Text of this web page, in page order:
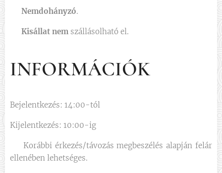
Nemdohányzó.
Kisállat nem szállásolható el.
INFORMÁCIÓK
Bejelentkezés: 14:00-tól
Kijelentkezés: 10:00-ig
🕛 Korábbi érkezés/távozás megbeszélés alapján felár
ellenében lehetséges.